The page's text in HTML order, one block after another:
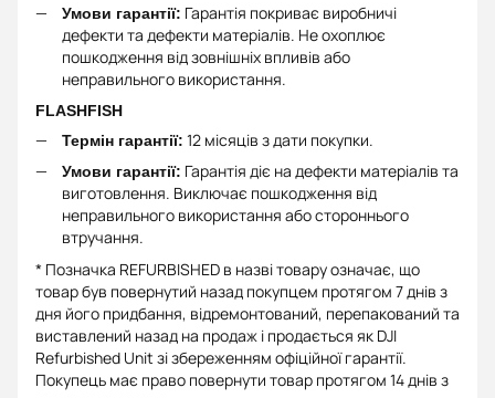
Умови гарантії: Гарантія покриває виробничі
дефекти та дефекти матеріалів. Не охоплює
пошкодження від зовнішніх впливів або
неправильного використання.
FLASHFISH
Термін гарантії: 12 місяців з дати покупки.
Умови гарантії: Гарантія діє на дефекти матеріалів та
виготовлення. Виключає пошкодження від
неправильного використання або стороннього
втручання.
* Позначка REFURBISHED в назві товару означає, що
товар був повернутий назад покупцем протягом 7 днів з
дня його придбання, відремонтований, перепакований та
виставлений назад на продаж і продається як DJI
Refurbished Unit зі збереженням офіційної гарантії.
Покупець має право повернути товар протягом 14 днів з